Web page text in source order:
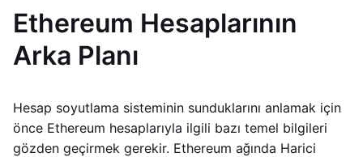
Ethereum Hesaplarının
Arka Planı
Hesap soyutlama sisteminin sunduklarını anlamak için
önce Ethereum hesaplarıyla ilgili bazı temel bilgileri
gözden geçirmek gerekir. Ethereum ağında Harici